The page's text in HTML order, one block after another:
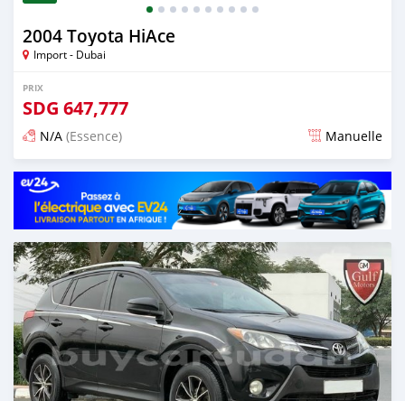
2004 Toyota HiAce
Import - Dubai
PRIX
SDG 647,777
N/A (Essence) Manuelle
Publié il y a presque 6 ans